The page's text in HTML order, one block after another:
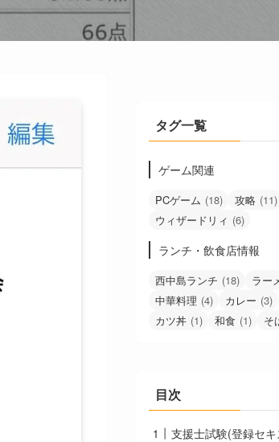
タグ一覧
ゲーム関連
PCゲーム (18) 攻略 (11)
ウィザードリィ (6)
ランチ・飲食店情報
西中島ランチ (18) ラー
中華料理 (4) カレー (3)
カツ丼 (1) 和食 (1) そ
目次
支援士試験(登録セ